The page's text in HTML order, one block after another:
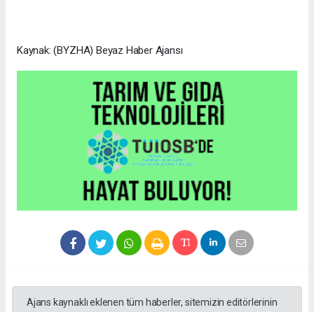
Kaynak: (BYZHA) Beyaz Haber Ajansı
Ajans kaynaklı eklenen tüm haberler, sitemizin editörlerinin